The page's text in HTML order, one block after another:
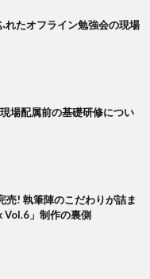
れたオフライン勉強会の現場
場配属前の基礎研修につい
売! 執筆陣のこだわりが詰ま
」制作の裏側